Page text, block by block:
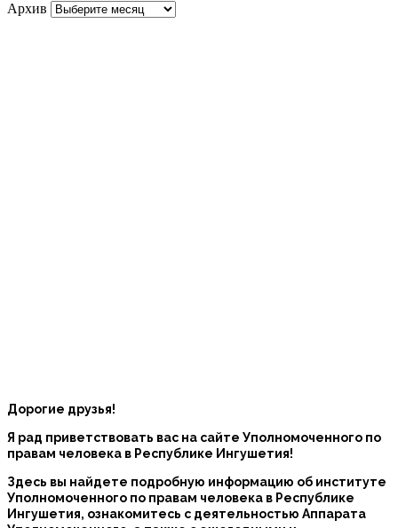
Архив
Дорогие друзья!
Я рад приветствовать вас на сайте Уполномоченного по
правам человека в Республике Ингушетия!
Здесь вы найдете подробную информацию об институте
Уполномоченного по правам человека в Республике
Ингушетия, ознакомитесь с деятельностью Аппарата